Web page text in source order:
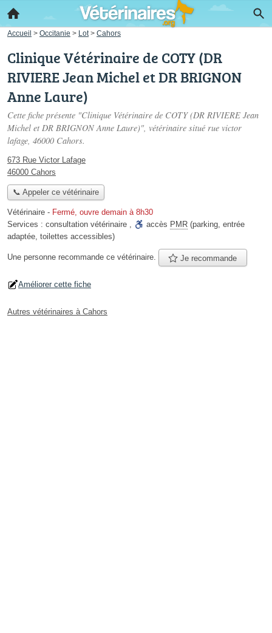
Accueil > Occitanie > Lot > Cahors
Clinique Vétérinaire de COTY (DR
RIVIERE Jean Michel et DR BRIGNON
Anne Laure)
Cette fiche présente "Clinique Vétérinaire de COTY (DR RIVIERE Jean
Michel et DR BRIGNON Anne Laure)", vétérinaire situé rue victor
lafage, 46000 Cahors.
673 Rue Victor Lafage
46000 Cahors
📞 Appeler ce vétérinaire
Vétérinaire - Fermé, ouvre demain à 8h30
Services : consultation vétérinaire , accès PMR (parking, entrée
adaptée, toilettes accessibles)
Une personne recommande ce vétérinaire. Je recommande
Améliorer cette fiche
Autres vétérinaires à Cahors